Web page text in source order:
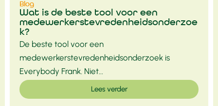
Blog
Wat is de beste tool voor een
medewerkerstevredenheidsonderzoe
k?
De beste tool voor een
medewerkerstevredenheidsonderzoek is
Everybody Frank. Niet...
Lees verder